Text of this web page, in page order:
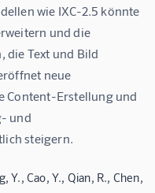
wie IXC-2.5 könnte
und die
die Text und Bild
neue
Content-Erstellung und
und
steigern.
Y., Cao, Y., Qian, R., Chen,